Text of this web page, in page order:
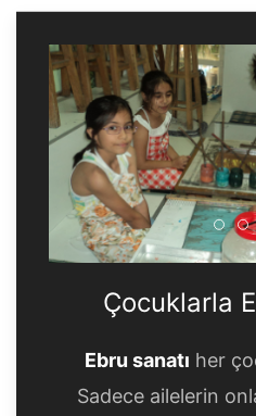
Çocuklarla
Ebru sanatı her
Sadece ailelerin